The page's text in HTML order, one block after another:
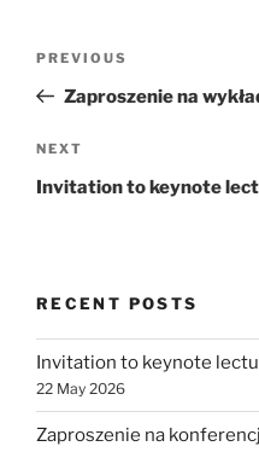
Previous
Post
PREVIOUS
Zaproszenie na
Next
Post
NEXT
Invitation to keynote
RECENT POSTS
Invitation to keynote
22 May 2026
Zaproszenie na